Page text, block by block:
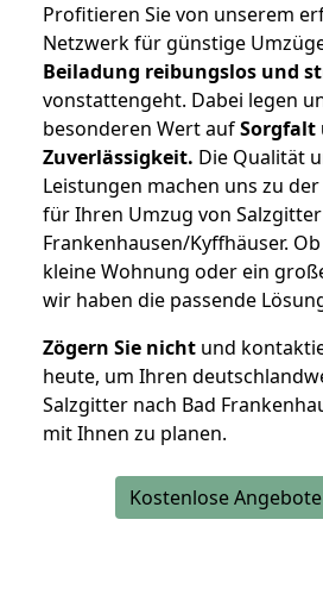
Profitieren Sie von unserem
Netzwerk für günstige
Beiladung reibungslos und
vonstattengeht. Dabei legen
besonderen Wert aufSorgfalt
Zuverlässigkeit. Die Qualität
Leistungen machen uns zu
für Ihren Umzug von
Frankenhausen/Kyffhäuser.
kleine Wohnung oder ein
wir haben die passende
Zögern Sie nicht und
heute, um Ihren
Salzgitter nach Bad
mit Ihnen zu planen.
Kostenlose